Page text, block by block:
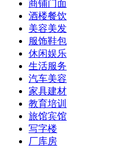
商铺门面
酒楼餐饮
美容美发
服饰鞋包
休闲娱乐
生活服务
汽车美容
家具建材
教育培训
旅馆宾馆
写字楼
厂库房